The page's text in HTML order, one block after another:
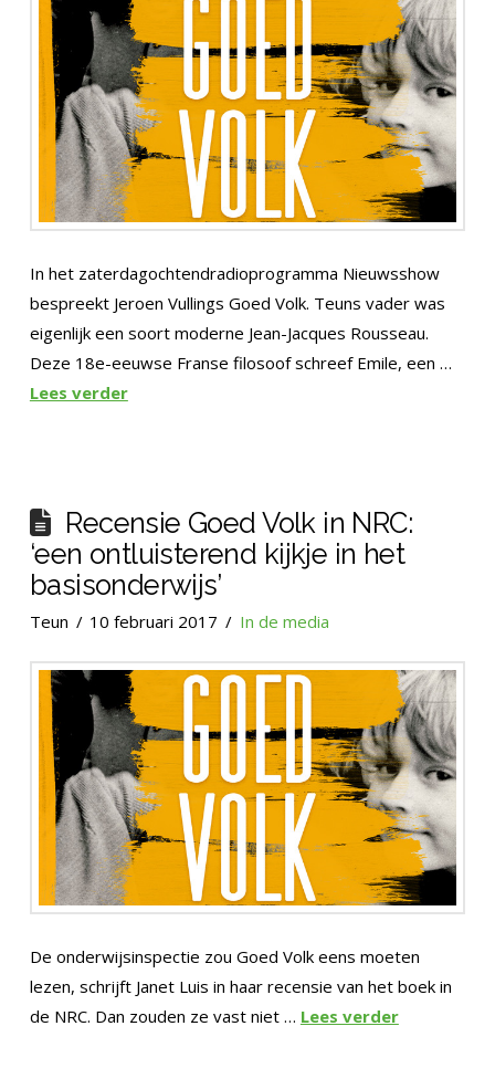
In het zaterdagochtendradioprogramma Nieuwsshow
bespreekt Jeroen Vullings Goed Volk. Teuns vader was
eigenlijk een soort moderne Jean-Jacques Rousseau.
Deze 18e-eeuwse Franse filosoof schreef Emile, een …
Lees verder
Recensie Goed Volk in NRC:
‘een ontluisterend kijkje in het
basisonderwijs’
Teun 10 februari 2017 In de media
De onderwijsinspectie zou Goed Volk eens moeten
lezen, schrijft Janet Luis in haar recensie van het boek in
de NRC. Dan zouden ze vast niet … Lees verder